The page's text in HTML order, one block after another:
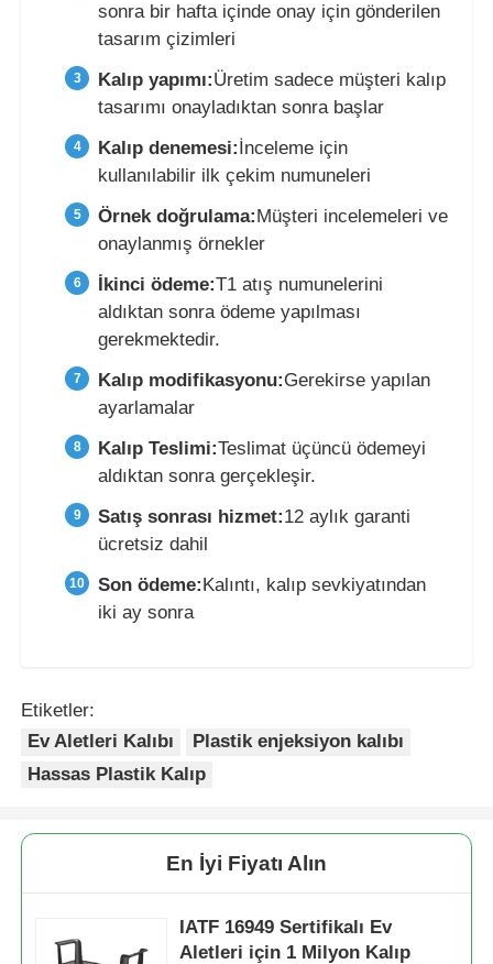
sonra bir hafta içinde onay için gönderilen
tasarım çizimleri
Kalıp yapımı:Üretim sadece müşteri kalıp
tasarımı onayladıktan sonra başlar
Kalıp denemesi: İnceleme için
kullanılabilir ilk çekim numuneleri
Örnek doğrulama: Müşteri incelemeleri ve
onaylanmış örnekler
İkinci ödeme:T1 atış numunelerini
aldıktan sonra ödeme yapılması
gerekmektedir.
Kalıp modifikasyonu:Gerekirse yapılan
ayarlamalar
Kalıp Teslimi:Teslimat üçüncü ödemeyi
aldıktan sonra gerçekleşir.
Satış sonrası hizmet:12 aylık garanti
ücretsiz dahil
Son ödeme: Kalıntı, kalıp sevkiyatından
iki ay sonra
Etiketler:
Ev Aletleri Kalıbı
Plastik enjeksiyon kalıbı
Hassas Plastik Kalıp
En İyi Fiyatı Alın
IATF 16949 Sertifikalı Ev
Aletleri için 1 Milyon Kalıp